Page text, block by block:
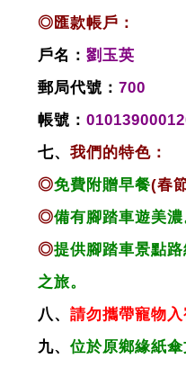
◎匯款帳戶：
戶名： 劉玉英
郵局代號： 700
帳號：
七、 我們的特色：
◎免費附贈早餐(春
◎備有腳踏車遊美濃
◎提供腳踏車景點
之旅。
八、 請勿攜帶寵物入
九、 位於原鄉緣紙